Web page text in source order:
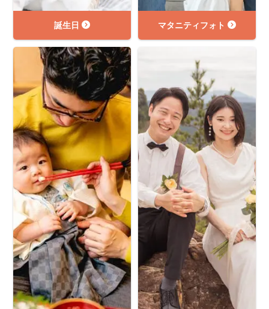
誕生日 マタニティフォト